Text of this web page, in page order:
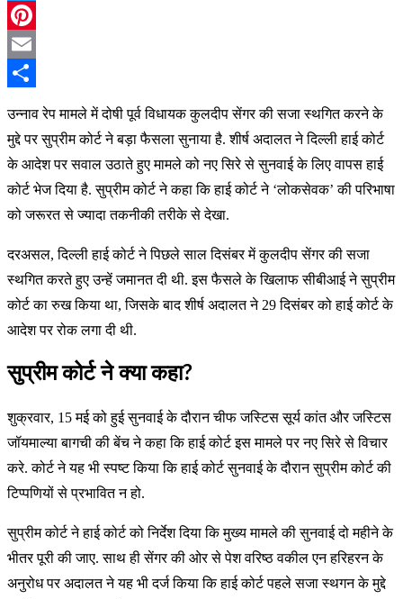
Twitter
Pinterest
Email
उन्नाव रेप मामले में दोषी पूर्व विधायक कुलदीप सेंगर की सजा स्थगित करने के
मुद्दे पर सुप्रीम कोर्ट ने बड़ा फैसला सुनाया है. शीर्ष अदालत ने दिल्ली हाई कोर्ट
के आदेश पर सवाल उठाते हुए मामले को नए सिरे से सुनवाई के लिए वापस हाई
कोर्ट भेज दिया है. सुप्रीम कोर्ट ने कहा कि हाई कोर्ट ने ‘लोकसेवक’ की परिभाषा
को जरूरत से ज्यादा तकनीकी तरीके से देखा.
दरअसल, दिल्ली हाई कोर्ट ने पिछले साल दिसंबर में कुलदीप सेंगर की सजा
स्थगित करते हुए उन्हें जमानत दी थी. इस फैसले के खिलाफ सीबीआई ने सुप्रीम
कोर्ट का रुख किया था, जिसके बाद शीर्ष अदालत ने 29 दिसंबर को हाई कोर्ट के
आदेश पर रोक लगा दी थी.
सुप्रीम कोर्ट ने क्या कहा?
शुक्रवार, 15 मई को हुई सुनवाई के दौरान चीफ जस्टिस सूर्य कांत और जस्टिस
जॉयमाल्या बागची की बेंच ने कहा कि हाई कोर्ट इस मामले पर नए सिरे से विचार
करे. कोर्ट ने यह भी स्पष्ट किया कि हाई कोर्ट सुनवाई के दौरान सुप्रीम कोर्ट की
टिप्पणियों से प्रभावित न हो.
सुप्रीम कोर्ट ने हाई कोर्ट को निर्देश दिया कि मुख्य मामले की सुनवाई दो महीने के
भीतर पूरी की जाए. साथ ही सेंगर की ओर से पेश वरिष्ठ वकील एन हरिहरन के
अनुरोध पर अदालत ने यह भी दर्ज किया कि हाई कोर्ट पहले सजा स्थगन के मुद्दे